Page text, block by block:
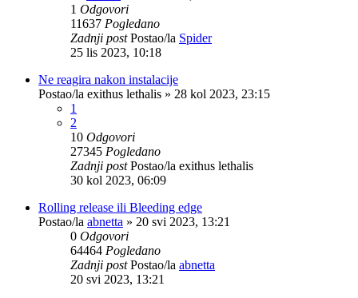
1 Odgovori
11637 Pogledano
Zadnji postPostao/la Spider
25 lis 2023, 10:18
Ne reagira nakon instalacije
Postao/la exithus lethalis » 28 kol 2023, 23:15
1
2
10 Odgovori
27345 Pogledano
Zadnji postPostao/la exithus lethalis
30 kol 2023, 06:09
Rolling release ili Bleeding edge
Postao/la abnetta » 20 svi 2023, 13:21
0 Odgovori
64464 Pogledano
Zadnji postPostao/la abnetta
20 svi 2023, 13:21